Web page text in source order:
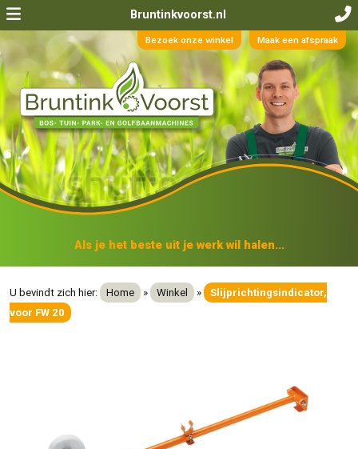
Bruntinkvoorst.nl
Bezoek onze winkel Maak een afspraak
Als je het beste uit je werk wil halen...
U bevindt zich hier: Home » Winkel »
Slijprichtingsindicator,
voor FW 20